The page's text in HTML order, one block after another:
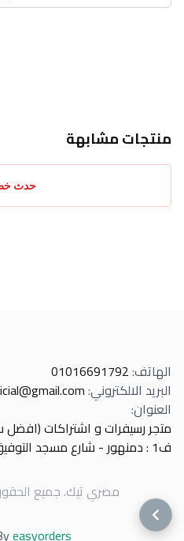
منتجات مشابهة
حدث
الهاتف:
01016691792
البريد الالكتروني:
العنوان:
متجر رسيفرات و اشتراكات
ف1 : دمنهور - شارع مسجد التوفيق = ف2 : دمنهور - وسط البلد
مصري تيك. جميع
easyorders